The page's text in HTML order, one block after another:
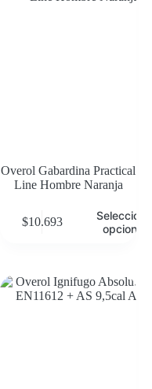
Overol Gabardina Practical
Line Hombre Naranja
$10.693
opciones